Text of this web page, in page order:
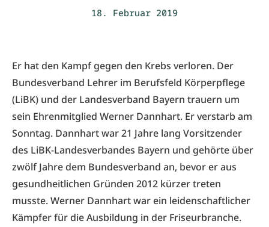
18. Februar 2019
Er hat den Kampf gegen den Krebs verloren. Der
Bundesverband Lehrer im Berufsfeld Körperpflege
(LiBK) und der Landesverband Bayern trauern um
sein Ehrenmitglied Werner Dannhart. Er verstarb am
Sonntag. Dannhart war 21 Jahre lang Vorsitzender
des LiBK-Landesverbandes Bayern und gehörte über
zwölf Jahre dem Bundesverband an, bevor er aus
gesundheitlichen Gründen 2012 kürzer treten
musste. Werner Dannhart war ein leidenschaftlicher
Kämpfer für die Ausbildung in der Friseurbranche.